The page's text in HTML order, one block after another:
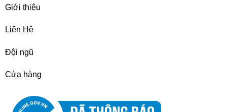
Giới thiệu
Liên Hệ
Đội ngũ
Cửa hàng